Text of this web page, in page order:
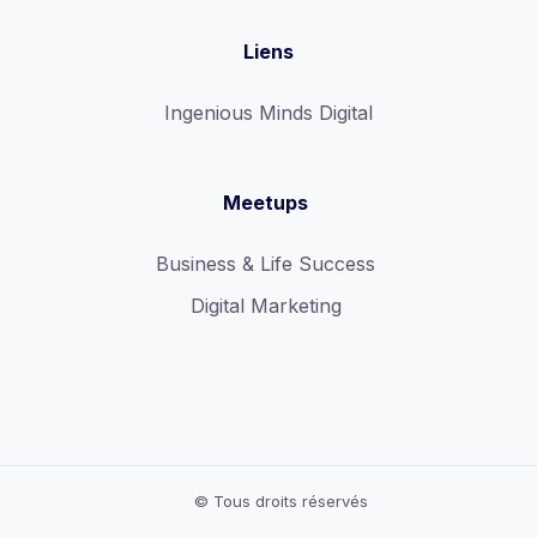
Liens
Ingenious Minds Digital
Meetups
Business & Life Success
Digital Marketing
© Tous droits réservés